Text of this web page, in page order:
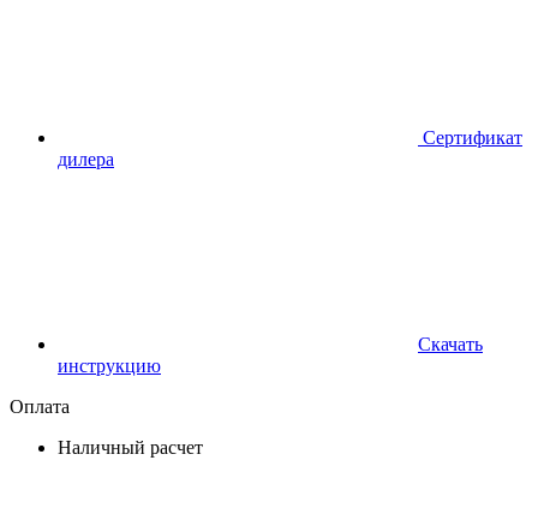
Сертификат
дилера
Скачать
инструкцию
Оплата
Наличный расчет